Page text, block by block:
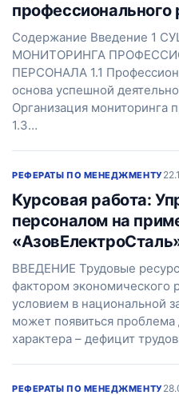
профессионального
Содержание Введение 1
МОНИТОРИНГА
ПЕРСОНАЛА 1.1
основа успешной
Организация мониторинга
1.3…
РЕФЕРАТЫ ПО МЕНЕДЖМЕНТУ
Курсовая работа:
персоналом на
ВВЕДЕНИЕ Трудовые
фактором экономического
условием в национальной
может появиться проблема
характера – дефицит
РЕФЕРАТЫ ПО МЕНЕДЖМЕНТУ